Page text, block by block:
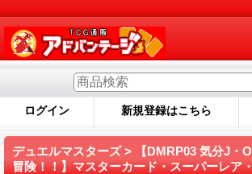
ログイン 新規登録はこちら
デュエルマスターズ > 【DMRP03 気分J・
冒険！！】マスターカード・スーパーレア